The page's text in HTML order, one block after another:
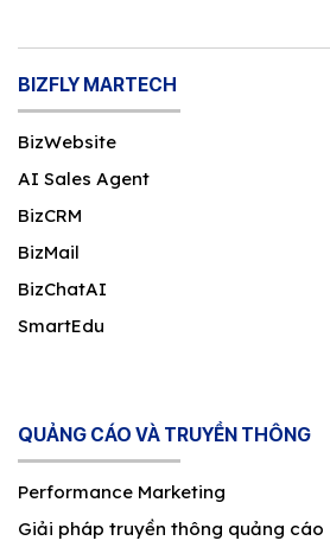
BIZFLY MARTECH
BizWebsite
AI Sales Agent
BizCRM
BizMail
BizChatAI
SmartEdu
QUẢNG CÁO VÀ TRUYỀN THÔNG
Performance Marketing
Giải pháp truyền thông quảng cáo